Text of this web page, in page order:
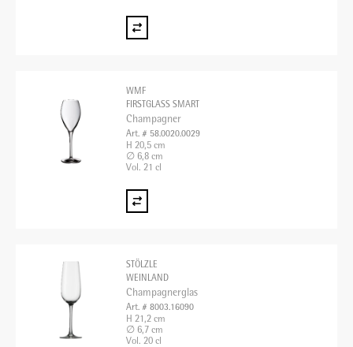
WMF
FIRSTGLASS SMART
Champagner
Art. # 58.0020.0029
H 20,5 cm
∅ 6,8 cm
Vol. 21 cl
STÖLZLE
WEINLAND
Champagnerglas
Art. # 8003.16090
H 21,2 cm
∅ 6,7 cm
Vol. 20 cl